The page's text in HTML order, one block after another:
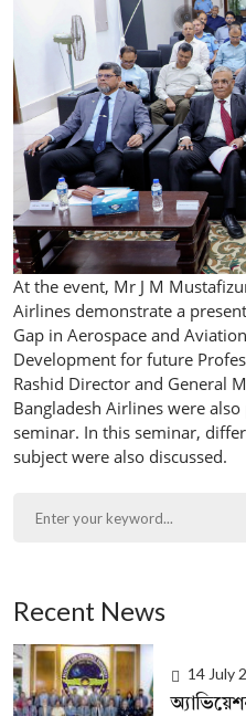
At the event, Mr J M
Airlines demonstrate a
Gap in Aerospace and
Development for future
Rashid Director and General
Bangladesh Airlines were
seminar. In this seminar,
subject were also discussed.
Recent News
14 July